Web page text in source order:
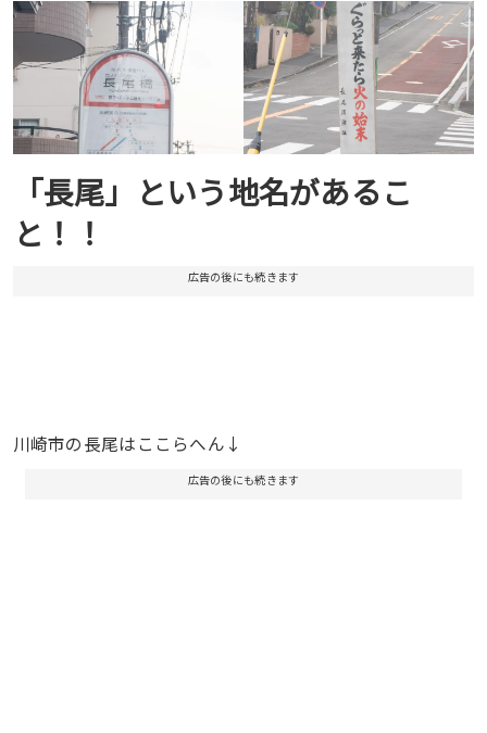
「長尾」という地名があるこ
と！！
広告の後にも続きます
川崎市の長尾はここらへん↓
広告の後にも続きます